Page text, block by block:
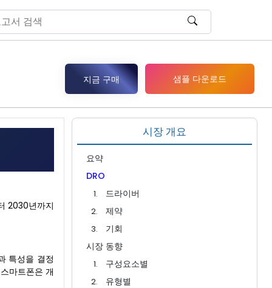
지금 구매 샘플 다운로드
2030년까지
특성을 결정
마트폰은 개
시장 개요
요약
DRO
드라이버
제약
기회
시장 동향
구성요소별
유형별